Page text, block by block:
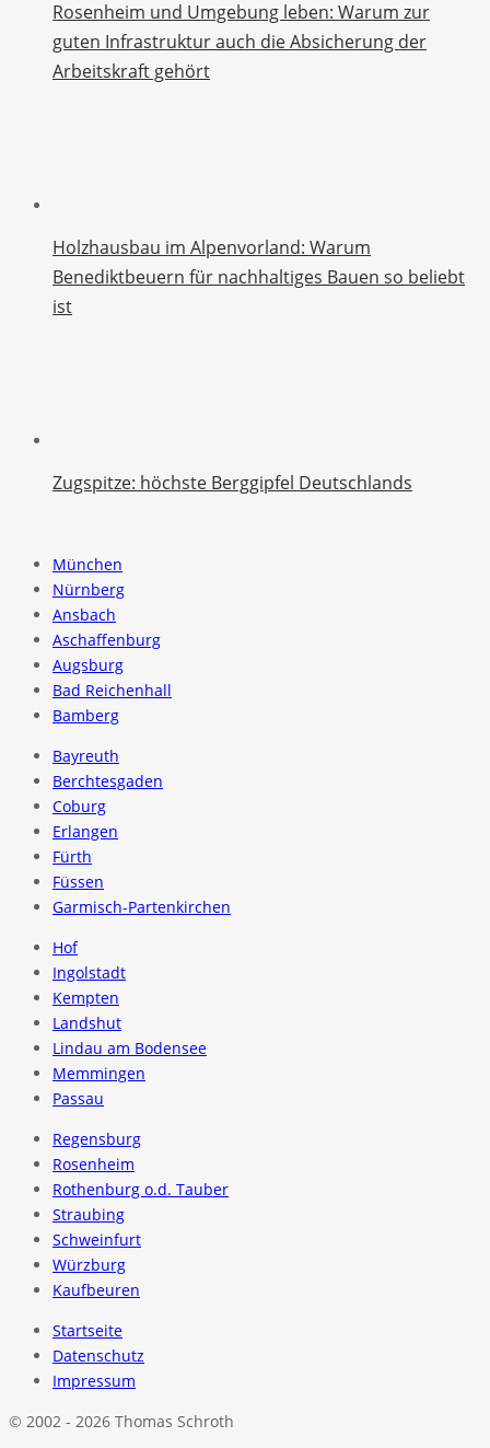
Rosenheim und Umgebung leben: Warum zur
guten Infrastruktur auch die Absicherung der
Arbeitskraft gehört
Holzhausbau im Alpenvorland: Warum
Benediktbeuern für nachhaltiges Bauen so beliebt
ist
Zugspitze: höchste Berggipfel Deutschlands
München
Nürnberg
Ansbach
Aschaffenburg
Augsburg
Bad Reichenhall
Bamberg
Bayreuth
Berchtesgaden
Coburg
Erlangen
Fürth
Füssen
Garmisch-Partenkirchen
Hof
Ingolstadt
Kempten
Landshut
Lindau am Bodensee
Memmingen
Passau
Regensburg
Rosenheim
Rothenburg o.d. Tauber
Straubing
Schweinfurt
Würzburg
Kaufbeuren
Startseite
Datenschutz
Impressum
© 2002 - 2026 Thomas Schroth